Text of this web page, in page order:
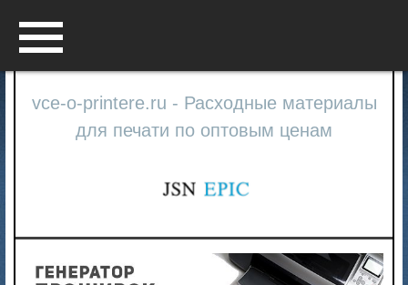
vce-o-printere.ru - Расходные материалы
для печати по оптовым ценам